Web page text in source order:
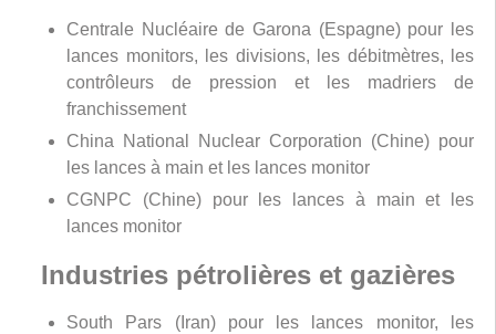
Centrale Nucléaire de Garona (Espagne) pour les
lances monitors, les divisions, les débitmètres, les
contrôleurs de pression et les madriers de
franchissement
China National Nuclear Corporation (Chine) pour
les lances à main et les lances monitor
CGNPC (Chine) pour les lances à main et les
lances monitor
Industries pétrolières et gazières
South Pars (Iran) pour les lances monitor, les